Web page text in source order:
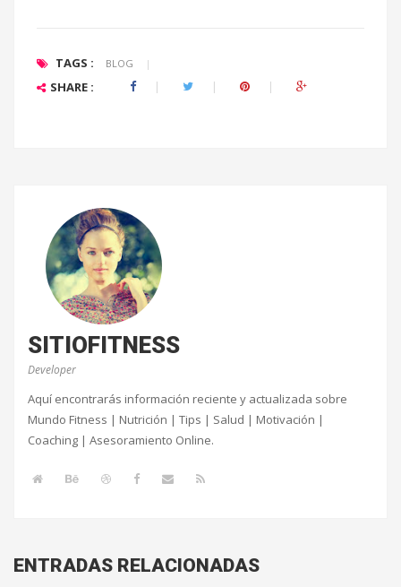
TAGS : BLOG |
SHARE :
SITIOFITNESS
Developer
Aquí encontrarás información reciente y actualizada sobre
Mundo Fitness | Nutrición | Tips | Salud | Motivación |
Coaching | Asesoramiento Online.
ENTRADAS RELACIONADAS